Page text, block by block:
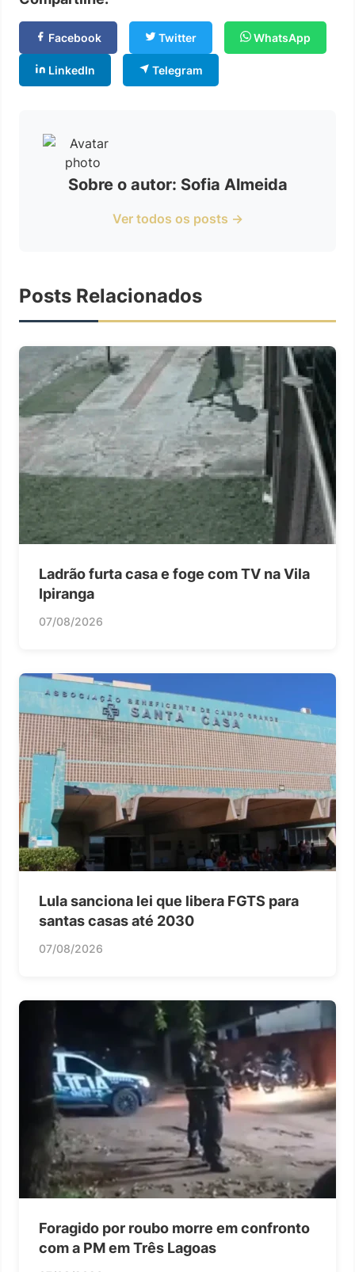
Facebook Twitter WhatsApp
LinkedIn Telegram
Sobre o autor: Sofia Almeida
Ver todos os posts →
Posts Relacionados
Ladrão furta casa e foge com TV na Vila
Ipiranga
07/08/2026
Lula sanciona lei que libera FGTS para
santas casas até 2030
07/08/2026
Foragido por roubo morre em confronto
com a PM em Três Lagoas